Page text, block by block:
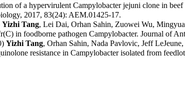
of a hypervirulent Campylobacter jejuni clone in
2017, 83(24): AEM.01425-17.
Yizhi Tang, Lei Dai, Orhan Sahin, Zuowei Wu,
in foodborne pathogen Campylobacter. Journal of
Yizhi Tang, Orhan Sahin, Nada Pavlovic, Jeff
resistance in Campylobacterisolated from